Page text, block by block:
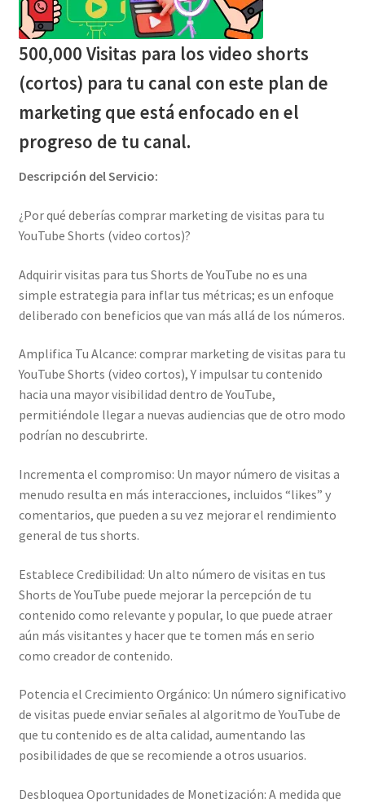
Productos
Sulgeli
Terminos Y Condiciones
500,000 Visitas para los video shorts
(cortos) para tu canal con este plan de
marketing que está enfocado en el
progreso de tu canal.
Descripción del Servicio:
¿Por qué deberías comprar marketing de visitas para tu
YouTube Shorts (video cortos)?
Adquirir visitas para tus Shorts de YouTube no es una
simple estrategia para inflar tus métricas; es un enfoque
deliberado con beneficios que van más allá de los números.
Amplifica Tu Alcance: comprar marketing de visitas para tu
YouTube Shorts (video cortos), Y impulsar tu contenido
hacia una mayor visibilidad dentro de YouTube,
permitiéndole llegar a nuevas audiencias que de otro modo
podrían no descubrirte.
Incrementa el compromiso: Un mayor número de visitas a
menudo resulta en más interacciones, incluidos “likes” y
comentarios, que pueden a su vez mejorar el rendimiento
general de tus shorts.
Establece Credibilidad: Un alto número de visitas en tus
Shorts de YouTube puede mejorar la percepción de tu
contenido como relevante y popular, lo que puede atraer
aún más visitantes y hacer que te tomen más en serio
como creador de contenido.
Potencia el Crecimiento Orgánico: Un número significativo
de visitas puede enviar señales al algoritmo de YouTube de
que tu contenido es de alta calidad, aumentando las
posibilidades de que se recomiende a otros usuarios.
Desbloquea Oportunidades de Monetización: A medida que